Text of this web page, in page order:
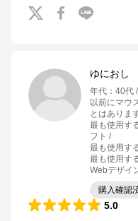
ゆにおし
年代 ： 40代
以前にマウ
とはありま
最も使用す
フト
最も使用す
最も使用す
Webデザイ
購入確認
5.0